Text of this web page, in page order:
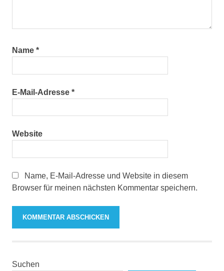
Name *
E-Mail-Adresse *
Website
Name, E-Mail-Adresse und Website in diesem
Browser für meinen nächsten Kommentar speichern.
Suchen